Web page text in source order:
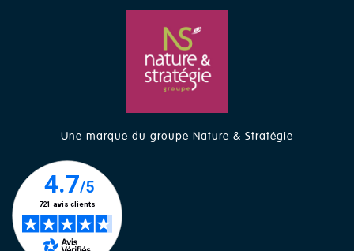
Une marque du groupe Nature & Stratégie